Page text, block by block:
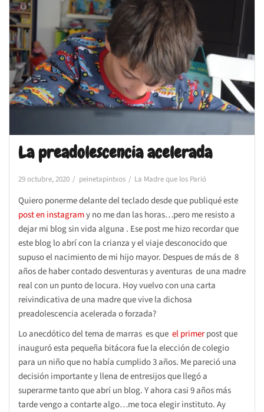
La preadolescencia acelerada
29 octubre, 2020 peinetapintxos La Madre que los Parió
Quiero ponerme delante del teclado desde que publiqué este
post en instagramy no me dan las horas…pero me resisto a
dejar mi blog sin vida alguna . Ese post me hizo recordar que
este blog lo abrí con la crianza y el viaje desconocido que
supuso el nacimiento de mi hijo mayor. Despues de más de 8
años de haber contado desventuras y aventuras de una madre
real con un punto de locura. Hoy vuelvo con una carta
reivindicativa de una madre que vive la dichosa
preadolescencia acelerada o forzada?
Lo anecdótico del tema de marras es que el primerpost que
inauguró esta pequeña bitácora fue la elección de colegio
para un niño que no había cumplido 3 años. Me pareció una
decisión importante y llena de entresijos que llegó a
superarme tanto que abrí un blog. Y ahora casi 9 años más
tarde vengo a contarte algo…me toca elegir instituto. Ay